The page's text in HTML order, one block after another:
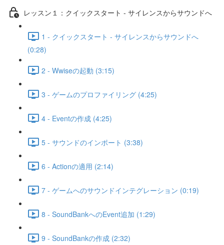
レッスン１：クイックスタート - サイレンスからサウンドへ
1 - クイックスタート - サイレンスからサウンドへ
(0:28)
2 - Wwiseの起動 (3:15)
3 - ゲームのプロファイリング (4:25)
4 - Eventの作成 (4:25)
5 - サウンドのインポート (3:38)
6 - Actionの適用 (2:14)
7 - ゲームへのサウンドインテグレーション (0:19)
8 - SoundBankへのEvent追加 (1:29)
9 - SoundBankの作成 (2:32)